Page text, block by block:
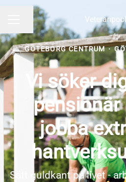
KARRIÄRMENY
Dela sidan
GÖTEBORG CENTRUM ·
Vi söker
jobba
Sätt guldkant på livet -